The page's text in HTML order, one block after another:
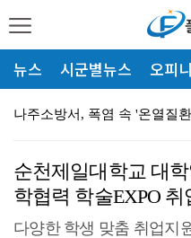
뉴스 시군별뉴스 오피
나주소방서, 폭염 속 '온열질
광산구자원봉사센터, 폭염 '
순천제일대학교 대
학협력 학술EXPO
다양한 학생 맞춤 취업지